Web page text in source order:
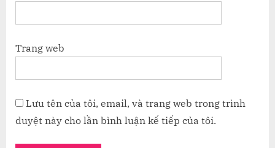
Trang web
Lưu tên của tôi, email, và trang web trong trình
duyệt này cho lần bình luận kế tiếp của tôi.